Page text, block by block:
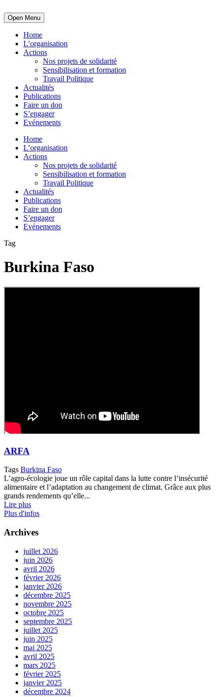
Open Menu
Home
L’organisation
Actions
Nos projets de solidarité
Sensibilisation et formation
Travail Politique
Actualités
Publications
Faire un don
S’engager
Evénements
Home
L’organisation
Actions
Nos projets de solidarité
Sensibilisation et formation
Travail Politique
Actualités
Publications
Faire un don
S’engager
Evénements
Tag
Burkina Faso
ARFA
Tags Burkina Faso
L’agro-écologie joue un rôle capital dans la lutte contre l’insécurité
alimentaire et l’adaptation au changement de climat. Grâce aux plus
grands rendements qu’elle...
Lire plus
Plus d'infos
Archives
juillet 2026
juin 2026
avril 2026
février 2026
janvier 2026
décembre 2025
novembre 2025
octobre 2025
septembre 2025
juillet 2025
juin 2025
mai 2025
avril 2025
mars 2025
février 2025
janvier 2025
décembre 2024